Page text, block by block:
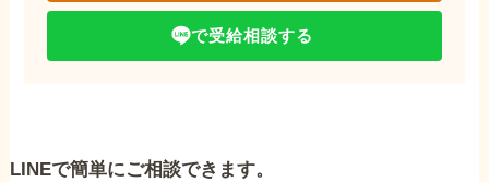
で受給相談する
LINEで簡単にご相談できます。